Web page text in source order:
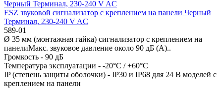
ESZ звуковой сигнализатор с креплением на панели Черный
Терминал, 230-240 V AC
589-01
Ø 35 мм (монтажная гайка) сигнализатор с креплением на
панелиМакс. звуковое давление около 90 дБ (A)..
Громкость - 90 дБ
Температура эксплуатации - -20°C / +60°C
IP (степень защиты оболочки) - IP30 и IP68 для 24 В моделей с
креплением на панели